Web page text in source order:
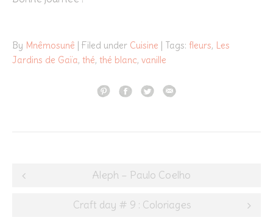
By Mnêmosunê | Filed under Cuisine | Tags: fleurs, Les
Jardins de Gaïa, thé, thé blanc, vanille
Post
navigation
Aleph – Paulo Coelho
Craft day # 9 : Coloriages